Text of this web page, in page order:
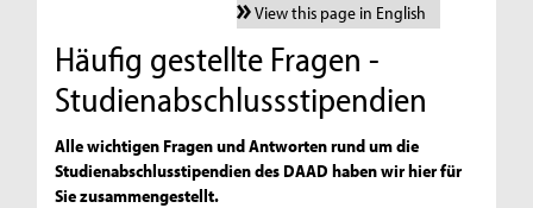
View this page in English
Häufig gestellte Fragen -
Studienabschlussstipendien
Alle wichtigen Fragen und Antworten rund um die
Studienabschlusstipendien des DAAD haben wir hier für
Sie zusammengestellt.